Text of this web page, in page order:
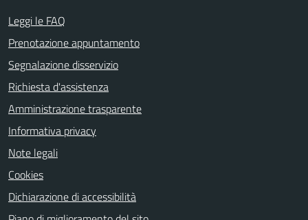
Leggi le FAQ
Prenotazione appuntamento
Segnalazione disservizio
Richiesta d'assistenza
Amministrazione trasparente
Informativa privacy
Note legali
Cookies
Dichiarazione di accessibilità